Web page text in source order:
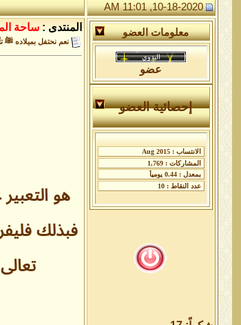
10-18-2020, 11:01 AM
معلومات العضو
عضو
إحصائية العضو
المنتدى : ساحة
نعم نحتفل بميلاده ﷺ
هو
فبذلك